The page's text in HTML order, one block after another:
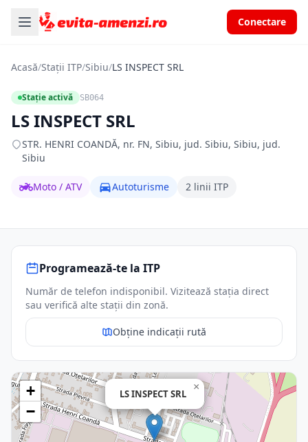
Conectare
Acasă/Stații ITP/Sibiu/LS INSPECT SRL
Stație activă SB064
LS INSPECT SRL
STR. HENRI COANDĂ, nr. FN, Sibiu, jud. Sibiu, Sibiu, jud.
Sibiu
Moto / ATV Autoturisme 2 linii ITP
Programează-te la ITP
Număr de telefon indisponibil. Vizitează stația direct
sau verifică alte stații din zonă.
Obține indicații rută
LS INSPECT SRL
×
+
−